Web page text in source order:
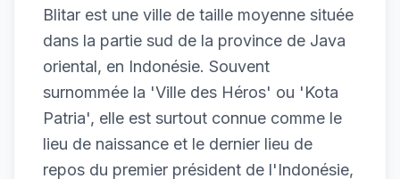
Blitar est une ville de taille moyenne située
dans la partie sud de la province de Java
oriental, en Indonésie. Souvent
surnommée la 'Ville des Héros' ou 'Kota
Patria', elle est surtout connue comme le
lieu de naissance et le dernier lieu de
repos du premier président de l'Indonésie,